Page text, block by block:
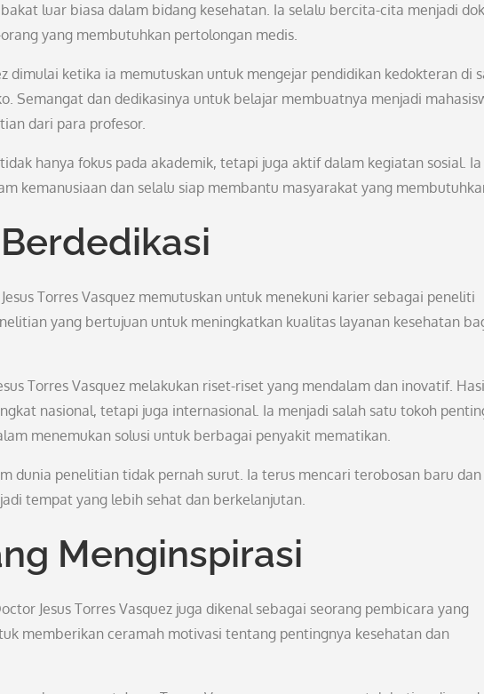
luar biasa dalam bidang kesehatan. Ia selalu bercita-cita menjadi
yang membutuhkan pertolongan medis.
dimulai ketika ia memutuskan untuk mengejar pendidikan kedokteran di
Semangat dan dedikasinya untuk belajar membuatnya menjadi
dari para profesor.
hanya fokus pada akademik, tetapi juga aktif dalam kegiatan sosial. Ia
kemanusiaan dan selalu siap membantu masyarakat yang
Torres Vasquez memutuskan untuk menekuni karier sebagai peneliti
yang bertujuan untuk meningkatkan kualitas layanan kesehatan
Torres Vasquez melakukan riset-riset yang mendalam dan inovatif.
nasional, tetapi juga internasional. Ia menjadi salah satu tokoh
menemukan solusi untuk berbagai penyakit mematikan.
dunia penelitian tidak pernah surut. Ia terus mencari terobosan baru dan
tempat yang lebih sehat dan berkelanjutan.
Menginspirasi
Jesus Torres Vasquez juga dikenal sebagai seorang pembicara yang
memberikan ceramah motivasi tentang pentingnya kesehatan dan